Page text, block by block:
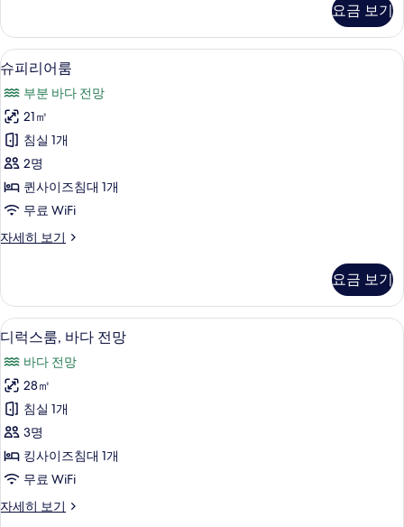
사
진
모
두
보
기
블
룸,
바
다
전
망
자
세
히
보
기
요금 보기
슈
피
리
어
룸
사
진
모
두
기
7
슈피리어룸
부분 바다 전망
21㎡
침실 1개
2명
퀸사이즈침대 1개
무료 WiFi
자세히 보기
슈
룸
자
세
히
보
기
요금 보기
디
럭
스
룸,
바
다
전
망
사
디럭스룸, 바다 전망 | 미니바, 객실 내
6
디럭스룸, 바다 전망
바다 전망
28㎡
침실 1개
3명
킹사이즈침대 1개
무료 WiFi
자세히 보기
디